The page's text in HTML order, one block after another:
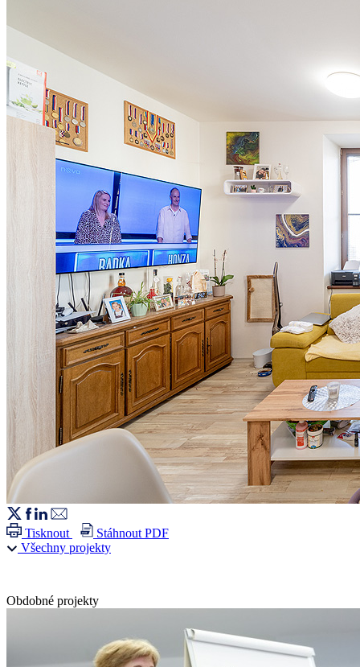
Tisknout
Stáhnout PDF
Všechny projekty
Obdobné projekty